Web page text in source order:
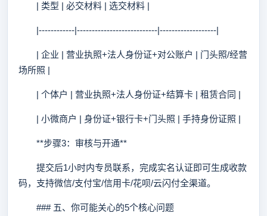
| 类型 | 必交材料 | 选交材料 |
|------------|---------------------------|-------------------|
| 企业 | 营业执照+法人身份证+对公账户 | 门头照/经营
场所照 |
| 个体户 | 营业执照+法人身份证+结算卡 | 租赁合同 |
| 小微商户 | 身份证+银行卡+门头照 | 手持身份证照 |
**步骤3：审核与开通**
提交后1小时内专员联系，完成实名认证即可生成收款
码，支持微信/支付宝/信用卡/花呗/云闪付全渠道。
### 五、你可能关心的5个核心问题